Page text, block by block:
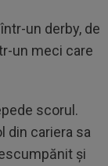
un derby, de
un meci care
scorul.
din cariera sa
și